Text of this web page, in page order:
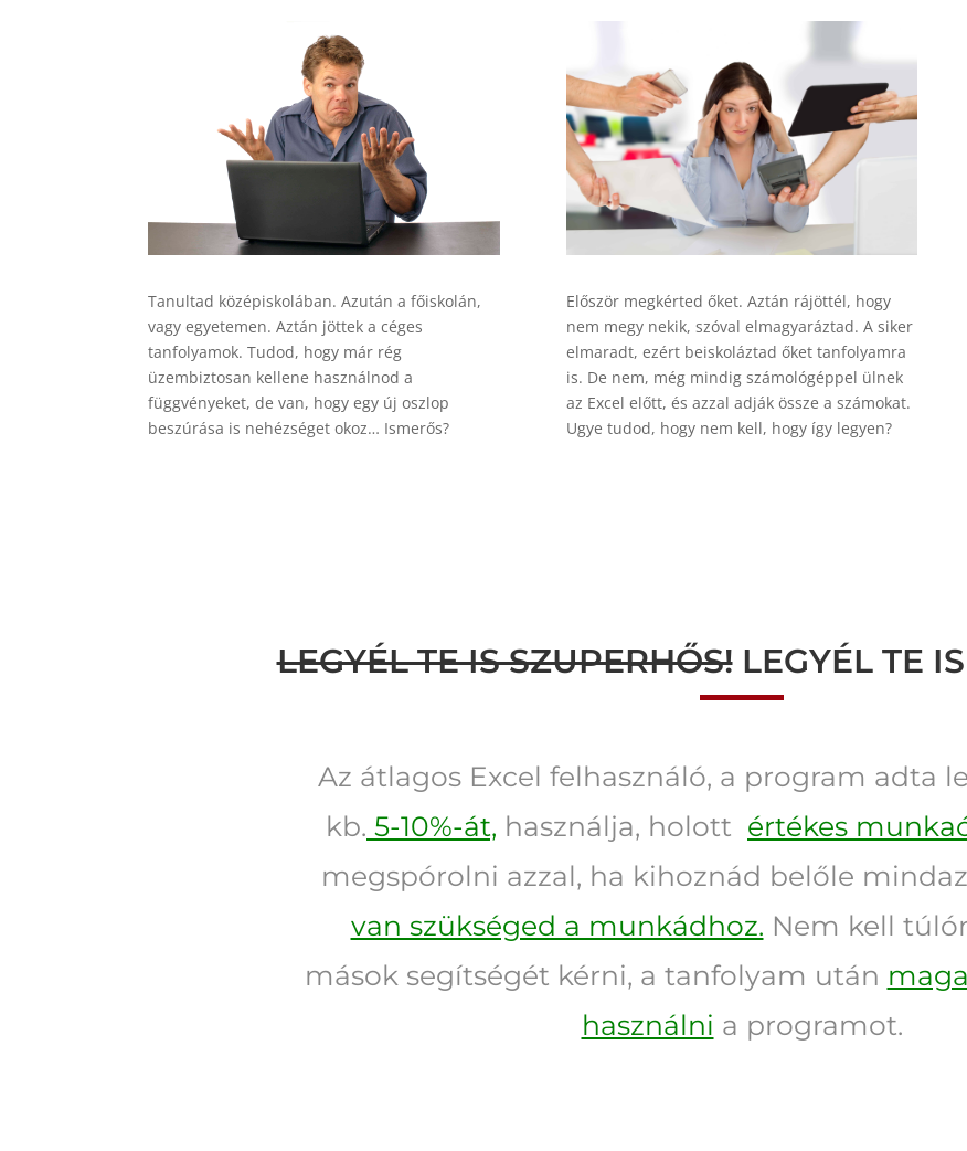
Tanultad középiskolában. Azután a főiskolán,
vagy egyetemen. Aztán jöttek a céges
tanfolyamok. Tudod, hogy már rég
üzembiztosan kellene használnod a
függvényeket, de van, hogy egy új oszlop
beszúrása is nehézséget okoz… Ismerős?
Először megkérted őket. Aztán rájöttél, hogy
nem megy nekik, szóval elmagyaráztad. A siker
elmaradt, ezért beiskoláztad őket tanfolyamra
is. De nem, még mindig számológéppel ülnek
az Excel előtt, és azzal adják össze a számokat.
Ugye tudod, hogy nem kell, hogy így legyen?
LEGYÉL TE IS SZUPERHŐS!LEGYÉL TE
Az átlagos Excel felhasználó, a program adta
kb. 5-10%-át, használja, holott értékes
megspórolni azzal, ha kihoznád belőle
van szükséged a munkádhoz. Nem kell
mások segítségét kérni, a tanfolyam után
használni a programot.